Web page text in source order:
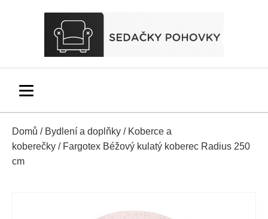
Domů / Bydlení a doplňky / Koberce a
koberečky / Fargotex Béžový kulatý koberec Radius 250
cm